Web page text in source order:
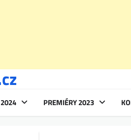
PREMIÉRY 2023